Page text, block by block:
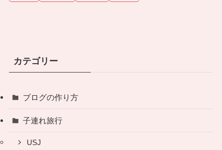
カテゴリー
ブログの作り方
子連れ旅行
USJ